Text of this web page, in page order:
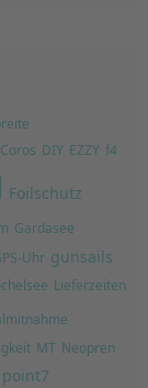
Coros DIY EZZY f4
Foilschutz
Gardasee
Uhr gunsails
Lieferzeiten
MT Neopren
point7